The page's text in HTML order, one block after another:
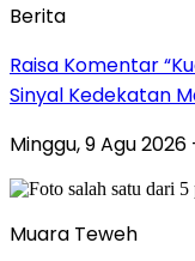
Berita
Raisa Komentar
Sinyal Kedekatan
Minggu, 9 Agu 2026
Muara Teweh